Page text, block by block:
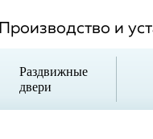
Производство и
Раздвижные
двери